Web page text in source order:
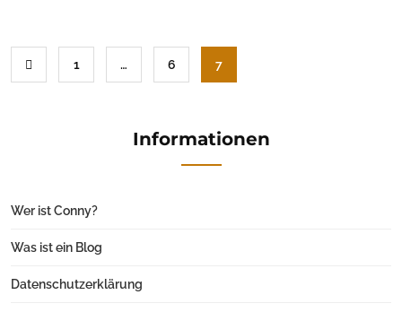
1 … 6 7
Informationen
Wer ist Conny?
Was ist ein Blog
Datenschutzerklärung